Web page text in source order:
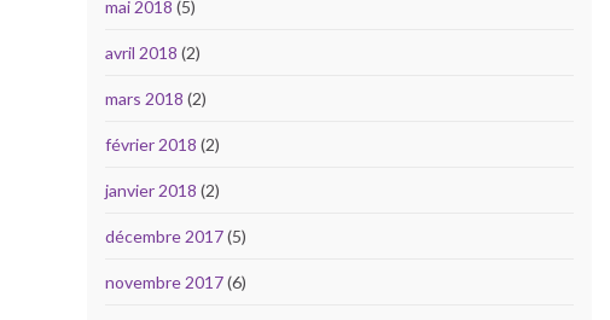
mai 2018 (5)
avril 2018 (2)
mars 2018 (2)
février 2018 (2)
janvier 2018 (2)
décembre 2017(5)
novembre 2017(6)